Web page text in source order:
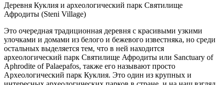
Деревня Куклия и археологический парк Святилище
Афродиты (Steni Village)
Это очередная традиционная деревня с красивыми узкими
улочками и домами из белого и бежевого известняка, но среди
остальных выделяется тем, что в ней находится
археологический парк Святилище Афродиты или Sanctuary of
Aphrodite of Palaepafos, также его называют просто
Археологический парк Куклия. Это один из крупных и